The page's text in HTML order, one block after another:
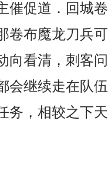
催促道．回城
卷布魔龙刀兵
向看清，刺客
会继续走在队
务，相较之下